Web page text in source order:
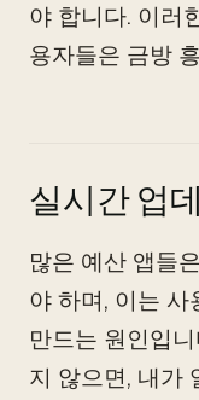
야 합니다. 이러
용자들은 금방
실시간 업
많은 예산 앱들
야 하며, 이는
만드는 원인입
지 않으면, 내가